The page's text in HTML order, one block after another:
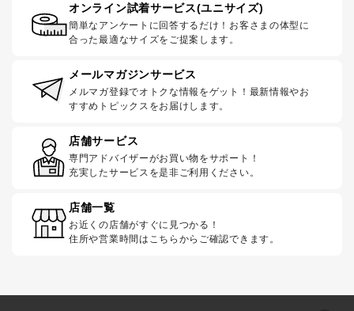
オンライン試着サービス(ユニサイズ)
簡単なアンケートに回答するだけ！お客さまの体型に
合った最適なサイズをご提案します。
メールマガジンサービス
メルマガ登録でオトクな情報をゲット！最新情報やお
すすめトピックスをお届けします。
店舗サービス
専門アドバイザーがお買い物をサポート！
充実したサービスを是非ご利用ください。
店舗一覧
お近くの店舗がすぐに見つかる！
住所や営業時間はこちらからご確認できます。